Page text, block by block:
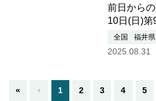
前日から
10日(日)第
FUKUI
催にご尽
できまし
全国 福井県
2025.08.31
« ‹ 1 2 3 4 5